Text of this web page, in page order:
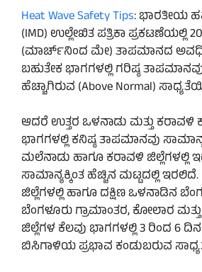
Heat Wave Safety Tips: ಭಾರತೀಯ
(IMD) ಉಲ್ಲೇಖಿತ ಪತ್ರಿಕಾ ಪ್ರಕಟಣೆಯಲ್ಲಿ
(ಮಾರ್ಚ್‌ನಿಂದ ಮೇ) ತಾಪಮಾನದ
ಬಹುತೇಕ ಭಾಗಗಳಲ್ಲಿ ಗರಿಷ್ಠ
ಹೆಚ್ಚಾಗಿರುವ (Above Normal)
ಆದರೆ ಉತ್ತರ ಒಳನಾಡು ಮತ್ತು ಕರಾವಳಿ
ಭಾಗಗಳಲ್ಲಿ ಕನಿಷ್ಠ ತಾಪಮಾನವು
ಮಲೆನಾಡು ಹಾಗೂ ಕರಾವಳಿ ಜಿಲ್ಲೆಗಳಲ್ಲಿ
ಸಾಮಾನ್ಯಕ್ಕಿಂತ ಹೆಚ್ಚಿನ ಮಟ್ಟದಲ್ಲಿ
ಜಿಲ್ಲೆಗಳಲ್ಲಿ ಹಾಗೂ ದಕ್ಷಿಣ ಒಳನಾಡಿನ
ಬೆಂಗಳೂರು ಗ್ರಾಮಾಂತರ, ಕೋಲಾರ ಮತ್ತು
ಜಿಲ್ಲೆಗಳ ಕೆಲವು ಭಾಗಗಳಲ್ಲಿ 3 ರಿಂದ 6
ಬಿಸಿಗಾಳಿಯ ಪ್ರಭಾವ ಕಂಡುಬರುವ